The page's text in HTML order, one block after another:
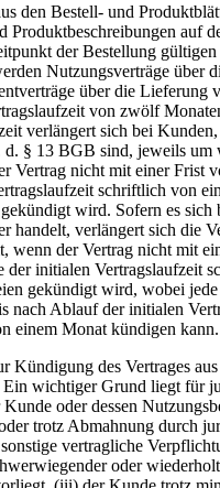
den Bestell- und
Produktbeschreibungen auf
der Bestellung gültigen
Nutzungsverträge über
über die Lieferung
von zwölf
verlängert sich bei
d. § 13 BGB sind, jeweils um
Vertrag nicht mit einer Frist
schriftlich von
wird. Sofern es
handelt, verlängert sich die
wenn der Vertrag nicht mit
der initialen Vertragslaufzeit
gekündigt wird, wobei jede
nach Ablauf der initialen
einem Monat kündigen kann.
Kündigung des Vertrages
wichtiger Grund liegt für
oder dessen
trotz Abmahnung durch
vertragliche
oder